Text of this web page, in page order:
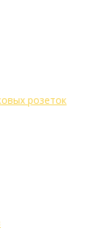
розеток